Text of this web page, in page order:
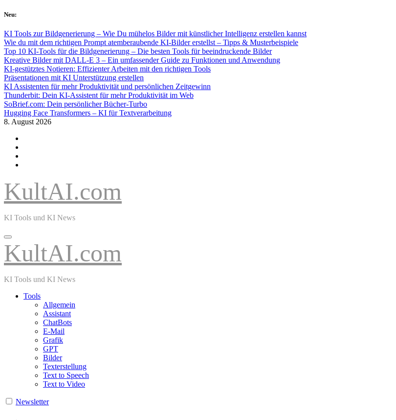
Skip
content
Neu:
KI Tools zur Bildgenerierung – Wie Du mühelos Bilder mit künstlicher Intelligenz erstellen kannst
Wie du mit dem richtigen Prompt atemberaubende KI-Bilder erstellst – Tipps & Musterbeispiele
Top 10 KI-Tools für die Bildgenerierung – Die besten Tools für beeindruckende Bilder
Kreative Bilder mit DALL-E 3 – Ein umfassender Guide zu Funktionen und Anwendung
KI-gestütztes Notieren: Effizienter Arbeiten mit den richtigen Tools
Präsentationen mit KI Unterstützung erstellen
KI Assistenten für mehr Produktivität und persönlichen Zeitgewinn
Thunderbit: Dein KI-Assistent für mehr Produktivität im Web
SoBrief.com: Dein persönlicher Bücher-Turbo
Hugging Face Transformers – KI für Textverarbeitung
8. August 2026
KultAI.com
KI Tools und KI News
KultAI.com
KI Tools und KI News
Tools
Allgemein
Assistant
ChatBots
E-Mail
Grafik
GPT
Bilder
Texterstellung
Text to Speech
Text to Video
Newsletter